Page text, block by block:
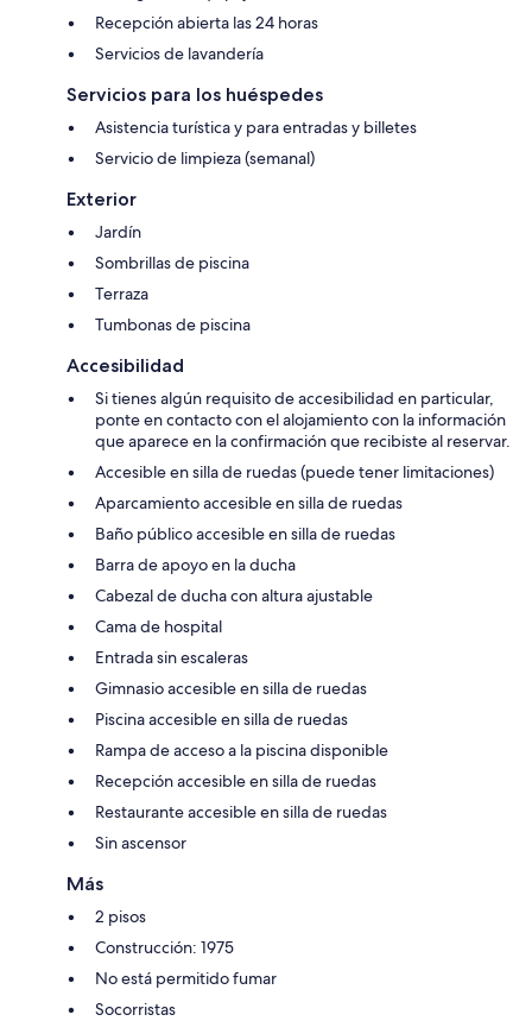
Recepción abierta las 24 horas
Servicios de lavandería
Servicios para los huéspedes
Asistencia turística y para entradas y billetes
Servicio de limpieza (semanal)
Exterior
Jardín
Sombrillas de piscina
Terraza
Tumbonas de piscina
Accesibilidad
Si tienes algún requisito de accesibilidad en particular,
ponte en contacto con el alojamiento con la información
que aparece en la confirmación que recibiste al reservar.
Accesible en silla de ruedas (puede tener limitaciones)
Aparcamiento accesible en silla de ruedas
Baño público accesible en silla de ruedas
Barra de apoyo en la ducha
Cabezal de ducha con altura ajustable
Cama de hospital
Entrada sin escaleras
Gimnasio accesible en silla de ruedas
Piscina accesible en silla de ruedas
Rampa de acceso a la piscina disponible
Recepción accesible en silla de ruedas
Restaurante accesible en silla de ruedas
Sin ascensor
Más
2 pisos
Construcción: 1975
No está permitido fumar
Socorristas